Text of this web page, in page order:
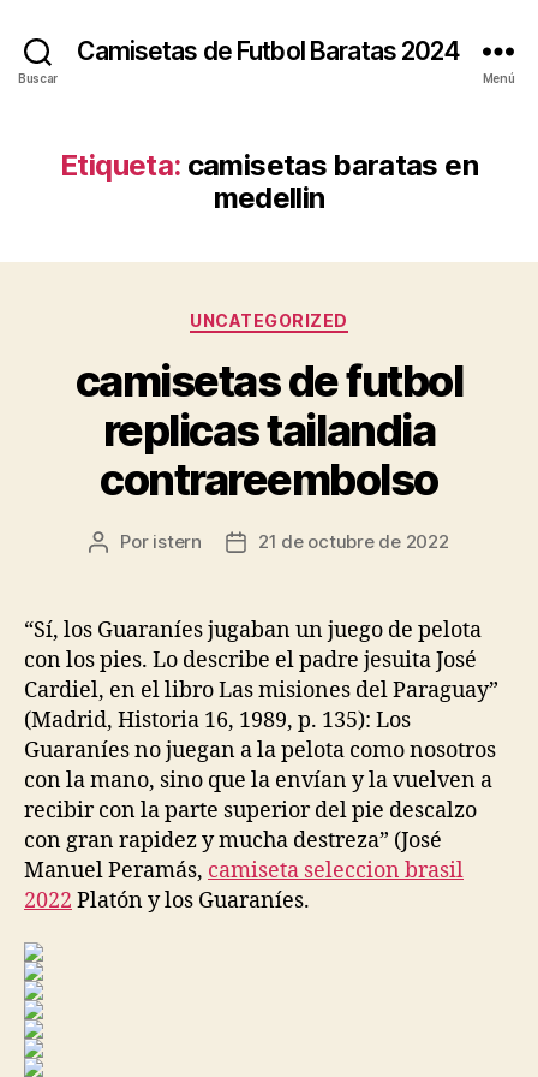
Buscar
Camisetas de Futbol Baratas 2024
Menú
Etiqueta: camisetas baratas en
medellin
Categorías
UNCATEGORIZED
camisetas de futbol
replicas tailandia
contrareembolso
Autor
entrada
Por istern
Fecha
entrada
21 de octubre de 2022
“Sí, los Guaraníes jugaban un juego de pelota
con los pies. Lo describe el padre jesuita José
Cardiel, en el libro Las misiones del Paraguay”
(Madrid, Historia 16, 1989, p. 135): Los
Guaraníes no juegan a la pelota como nosotros
con la mano, sino que la envían y la vuelven a
recibir con la parte superior del pie descalzo
con gran rapidez y mucha destreza” (José
Manuel Peramás, camiseta seleccion brasil
2022 Platón y los Guaraníes.